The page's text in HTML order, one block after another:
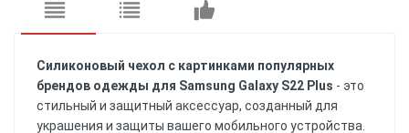
Силиконовый чехол с картинками популярных
брендов одежды для Samsung Galaxy S22 Plus - это
стильный и защитный аксессуар, созданный для
украшения и защиты вашего мобильного устройства.